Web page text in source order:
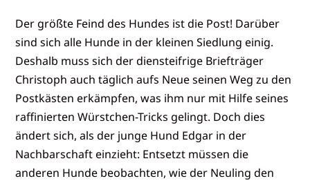
Der größte Feind des Hundes ist die Post! Darüber
sind sich alle Hunde in der kleinen Siedlung einig.
Deshalb muss sich der diensteifrige Briefträger
Christoph auch täglich aufs Neue seinen Weg zu den
Postkästen erkämpfen, was ihm nur mit Hilfe seines
raffinierten Würstchen-Tricks gelingt. Doch dies
ändert sich, als der junge Hund Edgar in der
Nachbarschaft einzieht: Entsetzt müssen die
anderen Hunde beobachten, wie der Neuling den